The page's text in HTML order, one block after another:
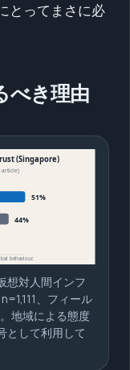
とってまさに必
べき理由
想対人間インフ
、フィール
地域による態度
として利用して